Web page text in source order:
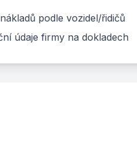
podle vozidel/řidičů
údaje firmy na dokladech